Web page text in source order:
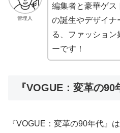
管理人
編集者と豪華ゲス
の誕生やデザイナ
る、ファッション
ーです！
『VOGUE：変革の
『VOGUE：変革の90年代』